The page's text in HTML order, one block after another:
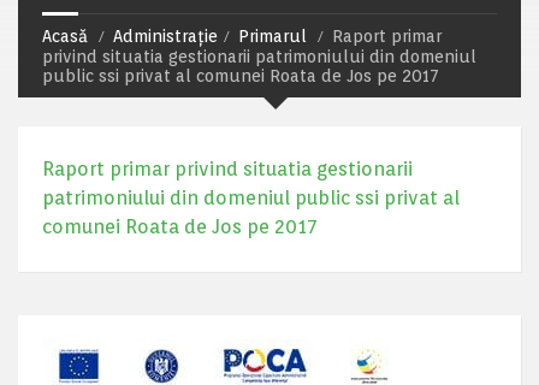
Acasă Administrație Primarul
Raport primar
privind situatia gestionarii patrimoniului din domeniul
public ssi privat al comunei Roata de Jos pe 2017
Raport primar privind situatia gestionarii
patrimoniului din domeniul public ssi privat al
comunei Roata de Jos pe 2017